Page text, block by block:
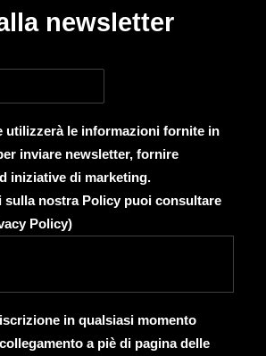
newsletter
utilizzerà le informazioni fornite in
inviare newsletter, fornire
iniziative di marketing.
sulla nostra Policy puoi consultare
Policy)
in qualsiasi momento
a piè di pagina delle